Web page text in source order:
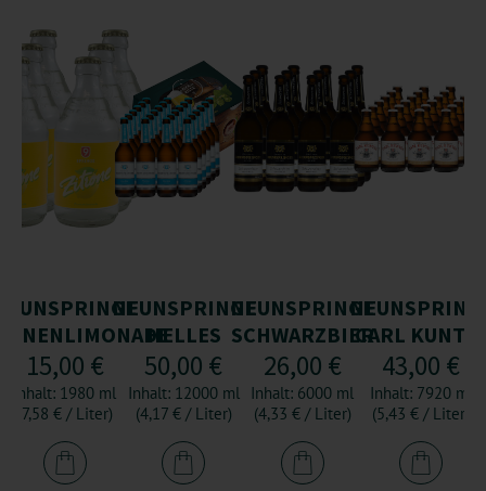
15,00 €
Inhalt: 1980 ml
(7,58 € / Liter)
NEUNSPRINGE
HELLES
50,00 €
Inhalt: 12000 ml
(4,17 € / Liter)
NEUNSPRINGE
SCHWARZBIER
26,00 €
Inhalt: 6000 ml
(4,33 € / Liter)
CARL
HELLES
VOLLBIER
43,00 €
Inhalt: 7920 ml
(5,43 € / Liter)